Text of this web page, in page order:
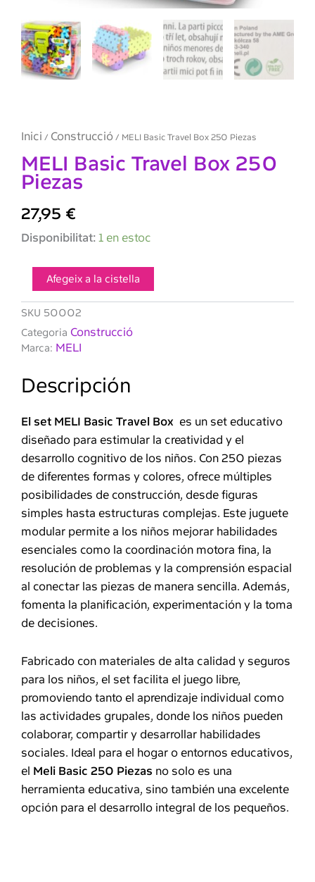
Inici / Construcció / MELI Basic Travel Box 250 Piezas
MELI Basic Travel Box 250
Piezas
27,95 €
Disponibilitat: 1 en estoc
quantitat
Travel
Box
250
Piezas
Afegeix a la cistella
SKU 50002
Categoria Construcció
Marca: MELI
Descripción
El set MELI Basic Travel Box es un set educativo
diseñado para estimular la creatividad y el
desarrollo cognitivo de los niños. Con 250 piezas
de diferentes formas y colores, ofrece múltiples
posibilidades de construcción, desde figuras
simples hasta estructuras complejas. Este juguete
modular permite a los niños mejorar habilidades
esenciales como la coordinación motora fina, la
resolución de problemas y la comprensión espacial
al conectar las piezas de manera sencilla. Además,
fomenta la planificación, experimentación y la toma
de decisiones.
Fabricado con materiales de alta calidad y seguros
para los niños, el set facilita el juego libre,
promoviendo tanto el aprendizaje individual como
las actividades grupales, donde los niños pueden
colaborar, compartir y desarrollar habilidades
sociales. Ideal para el hogar o entornos educativos,
el Meli Basic 250 Piezas no solo es una
herramienta educativa, sino también una excelente
opción para el desarrollo integral de los pequeños.